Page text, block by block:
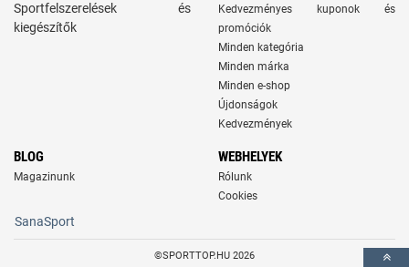
Sportfelszerelések és
kiegészítők
Kedvezményes kuponok és
promóciók
Minden kategória
Minden márka
Minden e-shop
Újdonságok
Kedvezmények
BLOG
Magazinunk
WEBHELYEK
Rólunk
Cookies
SanaSport
©SPORTTOP.HU 2026